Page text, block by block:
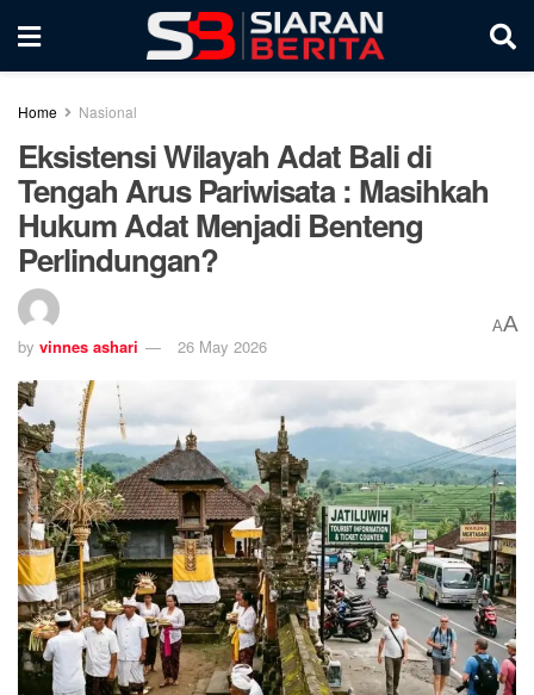
Home Nasional
Eksistensi Wilayah Adat Bali di
Tengah Arus Pariwisata : Masihkah
Hukum Adat Menjadi Benteng
Perlindungan?
by vinnes ashari 26 May 2026
AA